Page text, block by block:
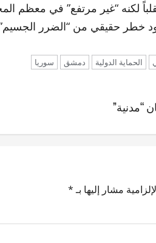
لكنه “غير مرتفع” في معظم
خطر حقيقي من “الضرر
الحماية الدولية دمشق سوريا
مشار إليها بـ*